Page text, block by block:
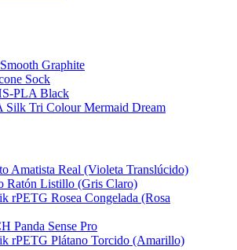
Graphite
Sock
PLA Black
Silk Tri Colour Mermaid Dream
Amatista Real (Violeta Translúcido)
Ratón Listillo (Gris Claro)
rPETG Rosea Congelada (Rosa
Panda Sense Pro
rPETG Plátano Torcido (Amarillo)